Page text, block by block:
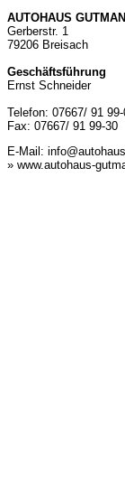
AUTOHAUS
Gerberstr. 1
79206 Breisach
Geschäftsführung
Ernst Schneider
Telefon: 07667/ 91
Fax: 07667/ 91 99-30
E-Mail:
» www.autohaus-